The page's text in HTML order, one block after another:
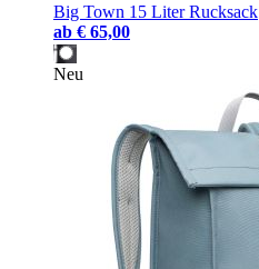
Big Town 15 Liter Rucksack
ab € 65,00
Neu